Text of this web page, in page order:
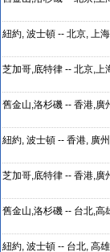
紐約, 波士頓 -- 北京, 上海
芝加哥,底特律 -- 北京,上
舊金山,洛杉磯 -- 香港,廣
紐約, 波士頓 -- 香港, 廣州
芝加哥,底特律 -- 香港,廣
舊金山,洛杉磯 -- 台北,高
紐約, 波士頓 -- 台北, 高雄